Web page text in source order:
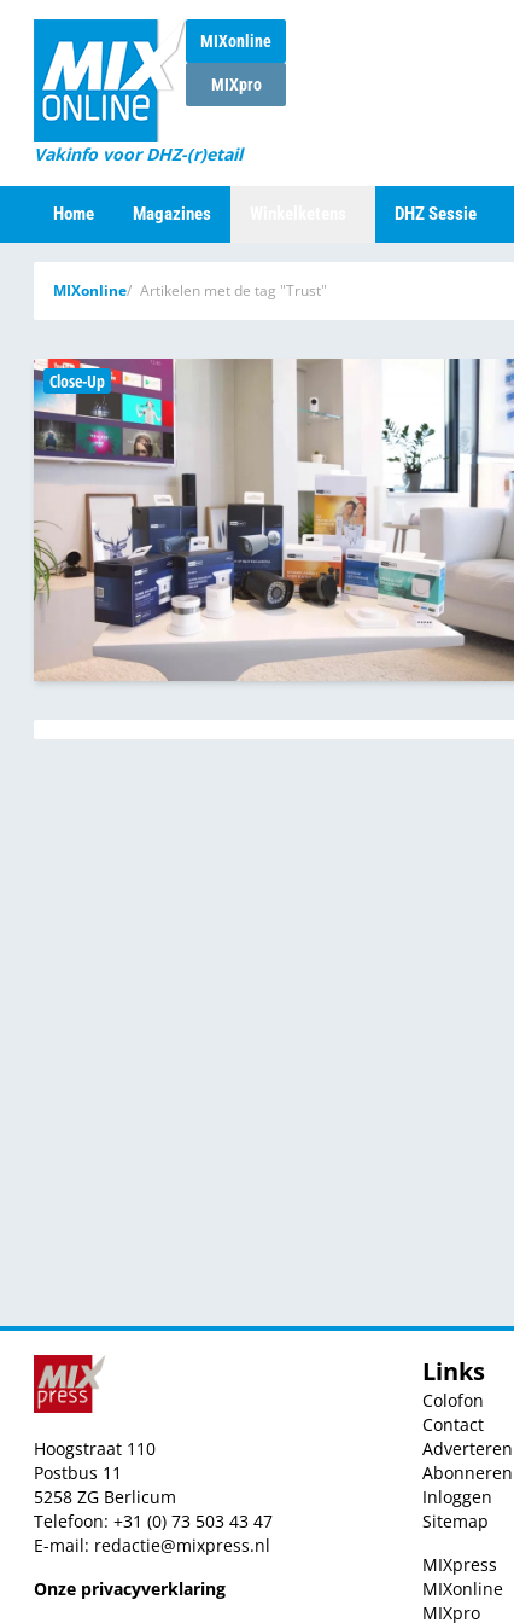
MIXonline
MIXpro
Vakinfo voor DHZ-(r)etail
Home Magazines DHZ Sessie
MIXonline Artikelen met de tag "Trust"
Close-Up
Hoogstraat 110
Postbus 11
5258 ZG Berlicum
Telefoon: +31 (0) 73 503 43 47
E-mail: redactie@mixpress.nl
Onze privacyverklaring
Links
Colofon
Contact
Adverteren
Abonneren
Inloggen
Sitemap
MIXpress
MIXonline
MIXpro